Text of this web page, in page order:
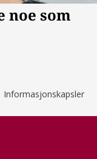
Informasjonskapsler